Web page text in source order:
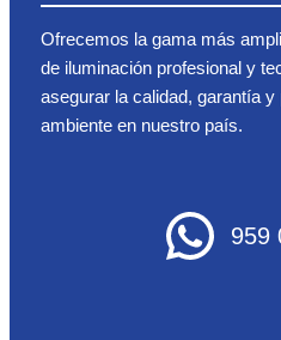
Ofrecemos la gama más
de iluminación profesional y
asegurar la calidad, garantía
ambiente en nuestro país.
959